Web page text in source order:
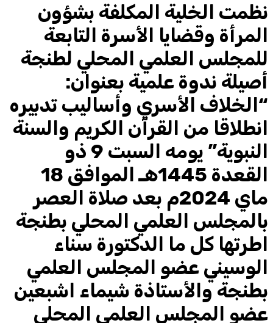
نظمت الخلية المكلفة بشؤون
المرأة وقضايا الأسرة التابعة
للمجلس العلمي المحلي لطنجة
أصيلة ندوة علمية بعنوان:
“الخلاف الأسري وأساليب تدبيره
انطلاقا من القرآن الكريم والسنة
النبوية” يومه السبت 9 ذو
القعدة 1445هـ الموافق 18
ماي 2024م بعد صلاة العصر
بالمجلس العلمي المحلي بطنجة
اطرتها كل ما الدكتورة سناء
الوسيني عضو المجلس العلمي
بطنجة والأستاذة شيماء اشبعين
عضو المجلس العلمي المحلي